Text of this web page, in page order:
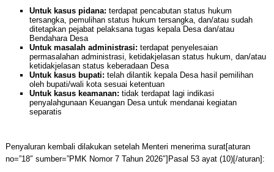
Untuk kasus pidana: terdapat pencabutan status hukum
tersangka, pemulihan status hukum tersangka, dan/atau sudah
ditetapkan pejabat pelaksana tugas kepala Desa dan/atau
Bendahara Desa
Untuk masalah administrasi: terdapat penyelesaian
permasalahan administrasi, ketidakjelasan status hukum, dan/atau
ketidakjelasan status keberadaan Desa
Untuk kasus bupati: telah dilantik kepala Desa hasil pemilihan
oleh bupati/wali kota sesuai ketentuan
Untuk kasus keamanan: tidak terdapat lagi indikasi
penyalahgunaan Keuangan Desa untuk mendanai kegiatan
separatis
Penyaluran kembali dilakukan setelah Menteri menerima surat[aturan
no=”18″ sumber=”PMK Nomor 7 Tahun 2026″]Pasal 53 ayat (10)[/aturan]: